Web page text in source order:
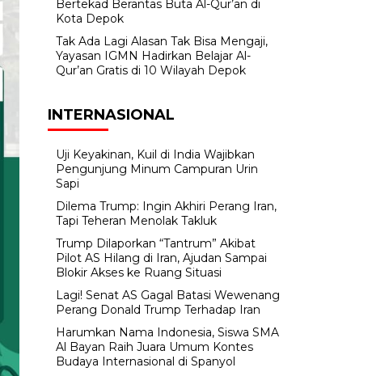
Bertekad Berantas Buta Al-Qur’an di
Kota Depok
Tak Ada Lagi Alasan Tak Bisa Mengaji,
Yayasan IGMN Hadirkan Belajar Al-
Qur’an Gratis di 10 Wilayah Depok
INTERNASIONAL
Uji Keyakinan, Kuil di India Wajibkan
Pengunjung Minum Campuran Urin
Sapi
Dilema Trump: Ingin Akhiri Perang Iran,
Tapi Teheran Menolak Takluk
Trump Dilaporkan “Tantrum” Akibat
Pilot AS Hilang di Iran, Ajudan Sampai
Blokir Akses ke Ruang Situasi
Lagi! Senat AS Gagal Batasi Wewenang
Perang Donald Trump Terhadap Iran
Harumkan Nama Indonesia, Siswa SMA
Al Bayan Raih Juara Umum Kontes
Budaya Internasional di Spanyol